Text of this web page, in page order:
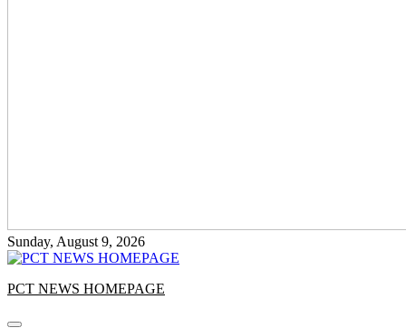
Sunday, August 9, 2026
PCT NEWS HOMEPAGE